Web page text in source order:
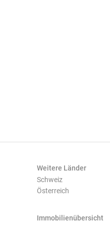
Weitere Länder
Schweiz
Österreich
Immobilienübersicht